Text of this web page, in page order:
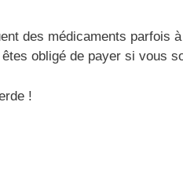
des médicaments parfois
obligé de payer si vous
!